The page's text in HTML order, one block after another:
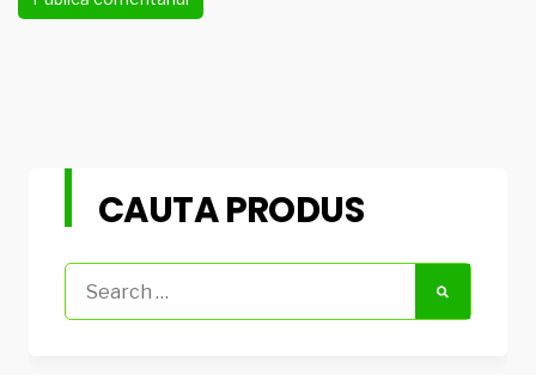
CAUTA PRODUS
for: